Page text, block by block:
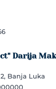
Darija
Banja Luka